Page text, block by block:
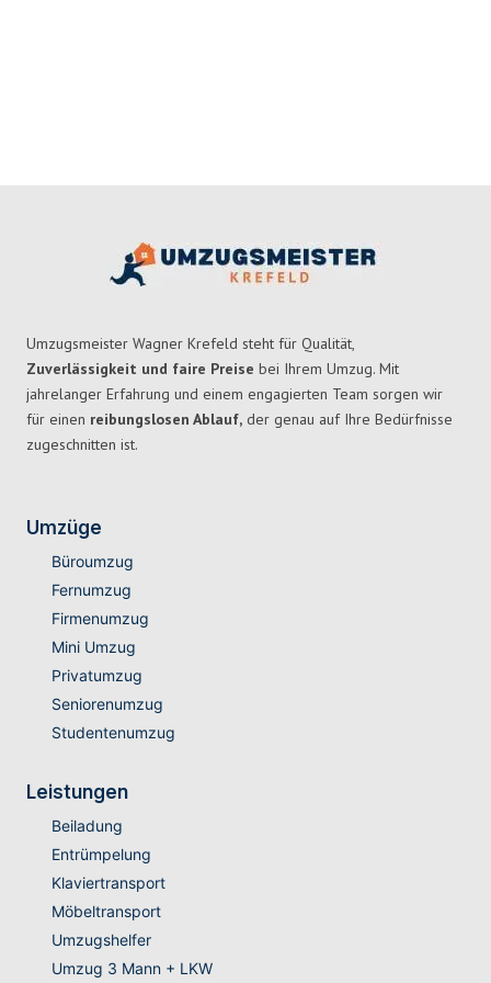
Umzugsmeister Wagner Krefeld steht für Qualität,
Zuverlässigkeit und faire Preise bei Ihrem Umzug. Mit
jahrelanger Erfahrung und einem engagierten Team sorgen wir
für einen reibungslosen Ablauf, der genau auf Ihre Bedürfnisse
zugeschnitten ist.
Umzüge
Büroumzug
Fernumzug
Firmenumzug
Mini Umzug
Privatumzug
Seniorenumzug
Studentenumzug
Leistungen
Beiladung
Entrümpelung
Klaviertransport
Möbeltransport
Umzugshelfer
Umzug 3 Mann + LKW